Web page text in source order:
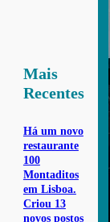
Mais
Recentes
Há um novo
restaurante
100
Montaditos
em Lisboa.
Criou 13
novos postos